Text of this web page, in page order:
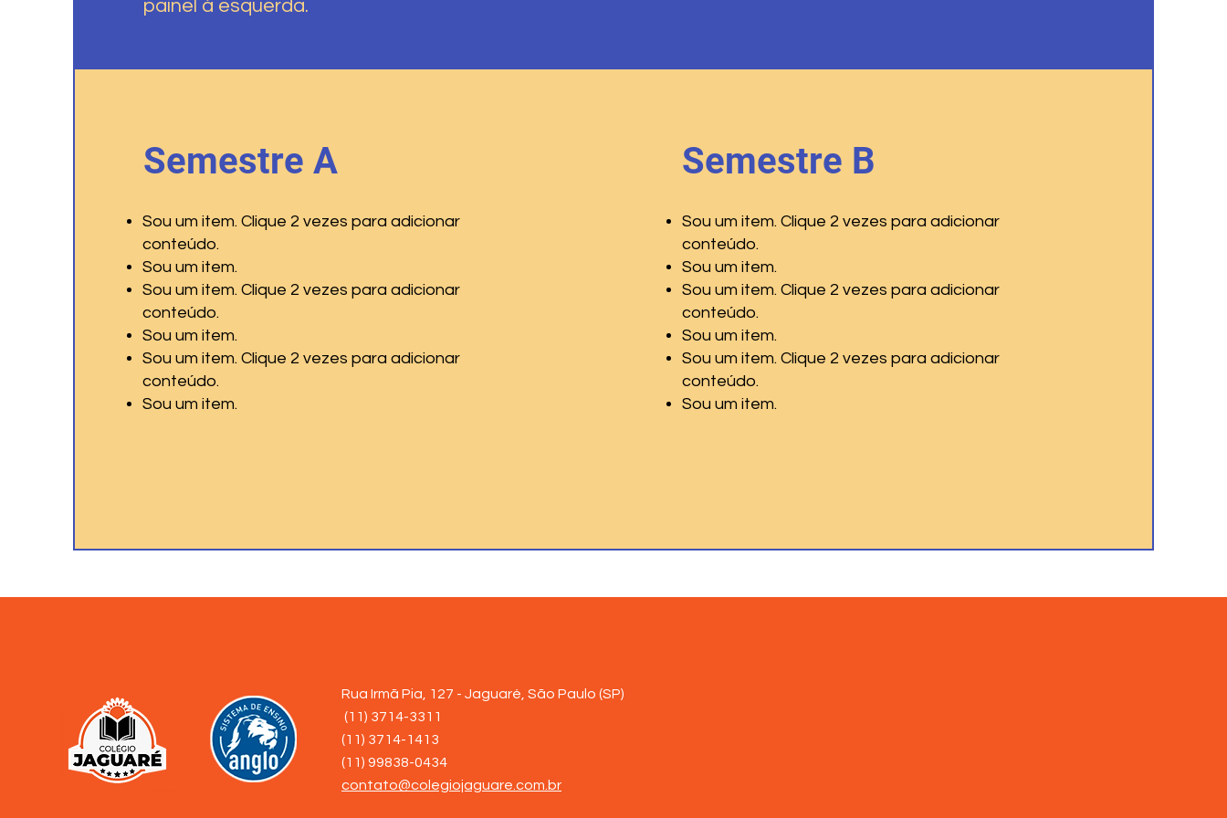
painel à esquerda.
Semestre A
Sou um item. Clique 2 vezes para adicionar
conteúdo.
Sou um item.
Sou um item. Clique 2 vezes para adicionar
conteúdo.
Sou um item.
Sou um item. Clique 2 vezes para adicionar
conteúdo.
Sou um item.
Semestre B
Sou um item. Clique 2 vezes para adicionar
conteúdo.
Sou um item.
Sou um item. Clique 2 vezes para adicionar
conteúdo.
Sou um item.
Sou um item. Clique 2 vezes para adicionar
conteúdo.
Sou um item.
Rua Irmã Pia, 127 - Jaguaré, São Paulo (SP)
(11) 3714-3311
(11) 3714-1413
(11) 99838-0434
contato@colegiojaguare.com.br